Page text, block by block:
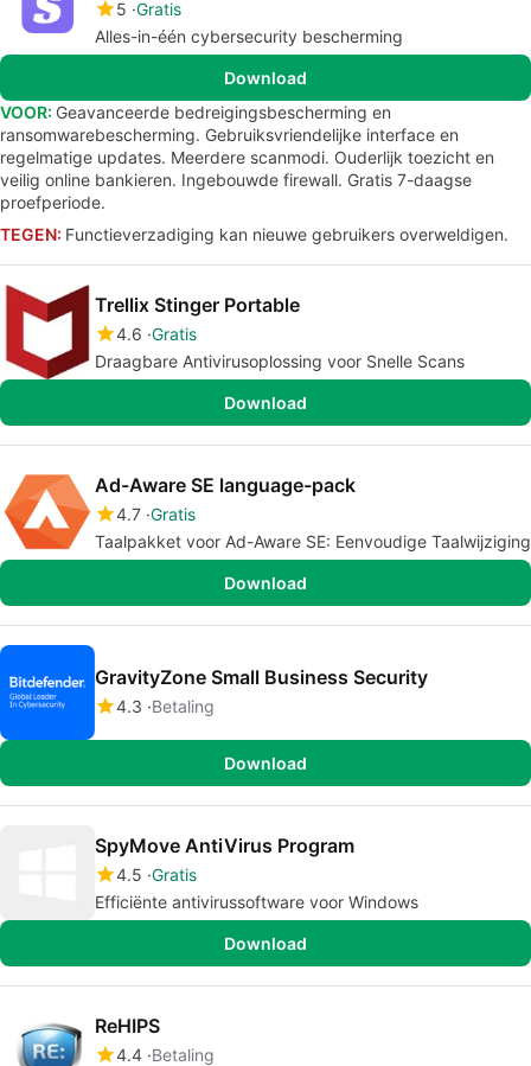
5 Gratis
Alles-in-één cybersecurity bescherming
Download
VOOR: Geavanceerde bedreigingsbescherming en
ransomwarebescherming. Gebruiksvriendelijke interface en
regelmatige updates. Meerdere scanmodi. Ouderlijk toezicht en
veilig online bankieren. Ingebouwde firewall. Gratis 7-daagse
proefperiode.
TEGEN: Functieverzadiging kan nieuwe gebruikers overweldigen.
Trellix Stinger Portable
4.6 Gratis
Draagbare Antivirusoplossing voor Snelle Scans
Download
Ad-Aware SE language-pack
4.7 Gratis
Taalpakket voor Ad-Aware SE: Eenvoudige Taalwijziging
Download
GravityZone Small Business Security
4.3 Betaling
Download
SpyMove AntiVirus Program
4.5 Gratis
Efficiënte antivirussoftware voor Windows
Download
ReHIPS
4.4 Betaling